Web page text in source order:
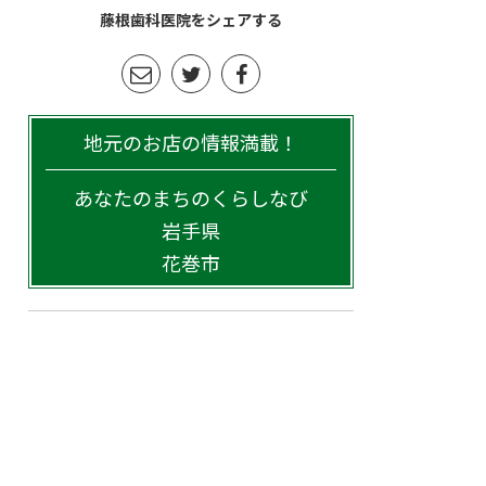
藤根歯科医院をシェアする
地元のお店の情報満載！
あなたのまちのくらしなび
岩手県
花巻市